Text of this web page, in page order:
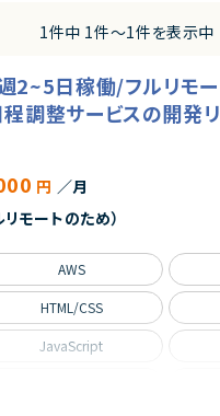
1件中 1件〜1件を表示中
週2~5日稼働/フルリモー
程調整サービスの開発
円 ／月
モートのため）
AWS
HTML/CSS
JavaScript